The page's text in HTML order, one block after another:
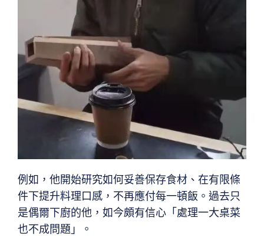
例如，他開始研究如何妥善保存食材、在有限條
件下提升料理口感，不再應付每一頓飯。過去只
是偶爾下廚的他，如今頗有信心「處理一大桌菜
也不成問題」。